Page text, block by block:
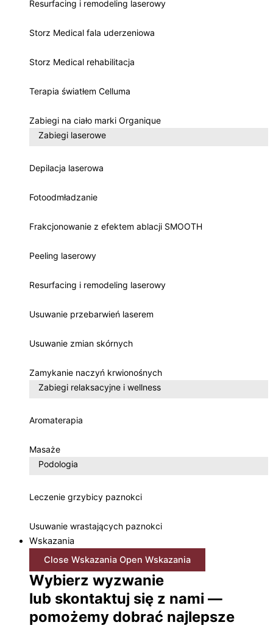
Resurfacing i remodeling laserowy
Storz Medical fala uderzeniowa
Storz Medical rehabilitacja
Terapia światłem Celluma
Zabiegi na ciało marki Organique
Zabiegi laserowe
Depilacja laserowa
Fotoodmładzanie
Frakcjonowanie z efektem ablacji SMOOTH
Peeling laserowy
Resurfacing i remodeling laserowy
Usuwanie przebarwień laserem
Usuwanie zmian skórnych
Zamykanie naczyń krwionośnych
Zabiegi relaksacyjne i wellness
Aromaterapia
Masaże
Podologia
Leczenie grzybicy paznokci
Usuwanie wrastających paznokci
Wskazania
Close Wskazania Open Wskazania
Wybierz wyzwanie
lub skontaktuj się z nami —
pomożemy dobrać najlepsze